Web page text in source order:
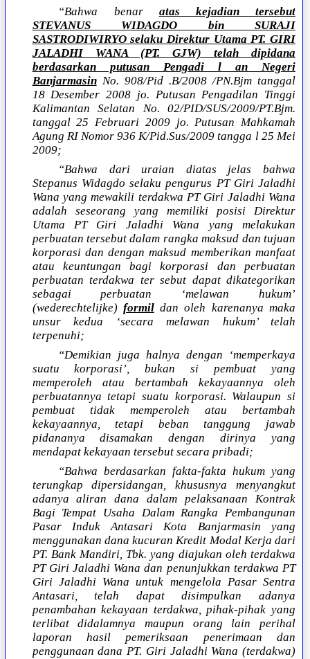
“Bahwa benar atas kejadian tersebut
STEVANUS WIDAGDO bin SURAJI
SASTRODIWIRYO selaku Direktur Utama PT. GIRI
JALADHI WANA (PT. GJW) telah dipidana
berdasarkan putusan Pengadi l an Negeri
BanjarmasinNo. 908/Pid .B/2008 /PN.Bjm tanggal
18 Desember 2008 jo. Putusan Pengadilan Tinggi
Kalimantan Selatan No. 02/PID/SUS/2009/PT.Bjm.
tanggal 25 Februari 2009 jo. Putusan Mahkamah
Agung RI Nomor 936 K/Pid.Sus/2009 tangga l 25 Mei
2009;
“Bahwa dari uraian diatas jelas bahwa
Stepanus Widagdo selaku pengurus PT Giri Jaladhi
Wana yang mewakili terdakwa PT Giri Jaladhi Wana
adalah seseorang yang memiliki posisi Direktur
Utama PT Giri Jaladhi Wana yang melakukan
perbuatan tersebut dalam rangka maksud dan tujuan
korporasi dan dengan maksud memberikan manfaat
atau keuntungan bagi korporasi dan perbuatan
perbuatan terdakwa ter sebut dapat dikategorikan
sebagai perbuatan ‘melawan hukum’
(wederechtelijke) formildan oleh karenanya maka
unsur kedua ‘secara melawan hukum’ telah
terpenuhi;
“Demikian juga halnya dengan ‘memperkaya
suatu korporasi’, bukan si pembuat yang
memperoleh atau bertambah kekayaannya oleh
perbuatannya tetapi suatu korporasi. Walaupun si
pembuat tidak memperoleh atau bertambah
kekayaannya, tetapi beban tanggung jawab
pidananya disamakan dengan dirinya yang
mendapat kekayaan tersebut secara pribadi;
“Bahwa berdasarkan fakta-fakta hukum yang
terungkap dipersidangan, khususnya menyangkut
adanya aliran dana dalam pelaksanaan Kontrak
Bagi Tempat Usaha Dalam Rangka Pembangunan
Pasar Induk Antasari Kota Banjarmasin yang
menggunakan dana kucuran Kredit Modal Kerja dari
PT. Bank Mandiri, Tbk. yang diajukan oleh terdakwa
PT Giri Jaladhi Wana dan penunjukkan terdakwa PT
Giri Jaladhi Wana untuk mengelola Pasar Sentra
Antasari, telah dapat disimpulkan adanya
penambahan kekayaan terdakwa, pihak-pihak yang
terlibat didalamnya maupun orang lain perihal
laporan hasil pemeriksaan penerimaan dan
penggunaan dana PT. Giri Jaladhi Wana (terdakwa)